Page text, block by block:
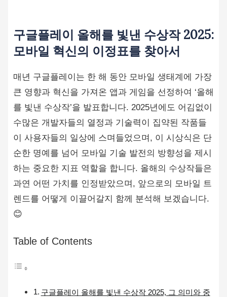
구글플레이 올해를 빛낸 수상작 2025:
모바일 혁신의 이정표를 찾아서
매년 구글플레이는 한 해 동안 모바일 생태계에 가장
큰 영향과 혁신을 가져온 앱과 게임을 선정하여 ‘올해
를 빛낸 수상작’을 발표합니다. 2025년에도 어김없이
수많은 개발자들의 열정과 기술력이 집약된 작품들
이 사용자들의 일상에 스며들었으며, 이 시상식은 단
순한 명예를 넘어 모바일 기술 발전의 방향성을 제시
하는 중요한 지표 역할을 합니다. 올해의 수상작들은
과연 어떤 가치를 인정받았으며, 앞으로의 모바일 트
렌드를 어떻게 이끌어갈지 함께 분석해 보겠습니다.
😊
Table of Contents
구글플레이 올해를 빛낸 수상작 2025, 그 의미와 중